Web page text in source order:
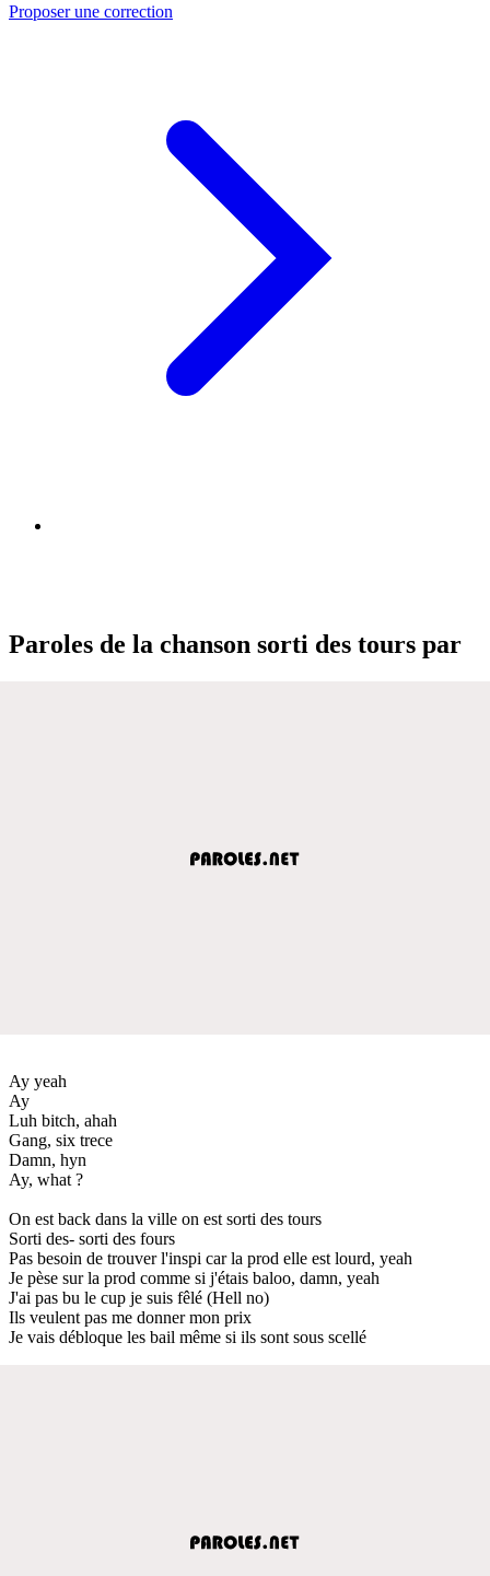
Proposer une correction
Paroles de la chanson sorti des tours par
Ay yeah
Ay
Luh bitch, ahah
Gang, six trece
Damn, hyn
Ay, what ?
On est back dans la ville on est sorti des tours
Sorti des- sorti des fours
Pas besoin de trouver l'inspi car la prod elle est lourd, yeah
Je pèse sur la prod comme si j'étais baloo, damn, yeah
J'ai pas bu le cup je suis fêlé (Hell no)
Ils veulent pas me donner mon prix
Je vais débloque les bail même si ils sont sous scellé